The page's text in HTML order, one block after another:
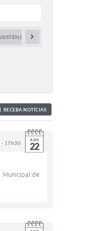
SOCIAL
RECEBA NOTÍCIAS
- 17h30 ABR
22
Municipal de